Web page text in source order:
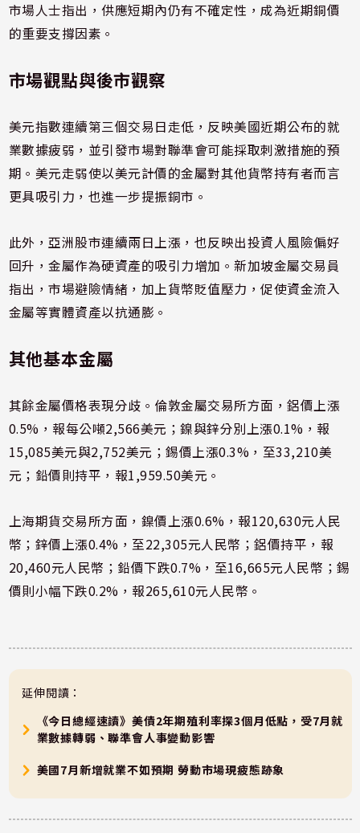
市場人士指出，供應短期內仍有不確定性，成為近期銅價
的重要支撐因素。
市場觀點與後市觀察
美元指數連續第三個交易日走低，反映美國近期公布的就
業數據疲弱，並引發市場對聯準會可能採取刺激措施的預
期。美元走弱使以美元計價的金屬對其他貨幣持有者而言
更具吸引力，也進一步提振銅市。
此外，亞洲股市連續兩日上漲，也反映出投資人風險偏好
回升，金屬作為硬資產的吸引力增加。新加坡金屬交易員
指出，市場避險情緒，加上貨幣貶值壓力，促使資金流入
金屬等實體資產以抗通膨。
其他基本金屬
其餘金屬價格表現分歧。倫敦金屬交易所方面，鋁價上漲
0.5%，報每公噸2,566美元；鎳與鋅分別上漲0.1%，報
15,085美元與2,752美元；錫價上漲0.3%，至33,210美
元；鉛價則持平，報1,959.50美元。
上海期貨交易所方面，鎳價上漲0.6%，報120,630元人民
幣；鋅價上漲0.4%，至22,305元人民幣；鋁價持平，報
20,460元人民幣；鉛價下跌0.7%，至16,665元人民幣；錫
價則小幅下跌0.2%，報265,610元人民幣。
延伸閱讀：
《今日總經速讀》美債2年期殖利率探3個月低點，受7月就
業數據轉弱、聯準會人事變動影響
美國7月新增就業不如預期 勞動市場現疲態跡象